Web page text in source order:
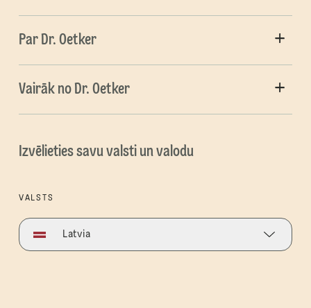
Par Dr. Oetker
Vairāk no Dr. Oetker
Izvēlieties savu valsti un valodu
VALSTS
Latvia